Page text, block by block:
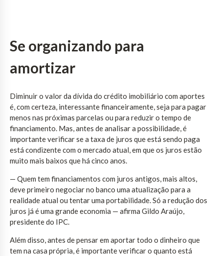
Se organizando para
amortizar
Diminuir o valor da dívida do crédito imobiliário com aportes
é, com certeza, interessante financeiramente, seja para pagar
menos nas próximas parcelas ou para reduzir o tempo de
financiamento. Mas, antes de analisar a possibilidade, é
importante verificar se a taxa de juros que está sendo paga
está condizente com o mercado atual, em que os juros estão
muito mais baixos que há cinco anos.
— Quem tem financiamentos com juros antigos, mais altos,
deve primeiro negociar no banco uma atualização para a
realidade atual ou tentar uma portabilidade. Só a redução dos
juros já é uma grande economia — afirma Gildo Araújo,
presidente do IPC.
Além disso, antes de pensar em aportar todo o dinheiro que
tem na casa própria, é importante verificar o quanto está